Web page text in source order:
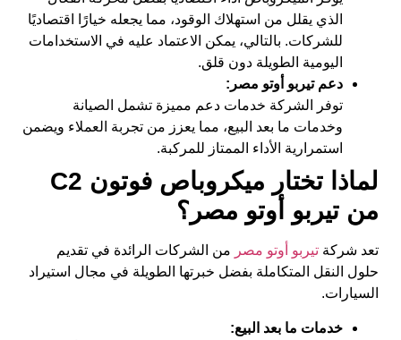
الذي يقلل من استهلاك الوقود، مما يجعله خيارًا اقتصاديًا
للشركات. بالتالي، يمكن الاعتماد عليه في الاستخدامات
اليومية الطويلة دون قلق.
دعم تيربو أوتو مصر:
توفر الشركة خدمات دعم مميزة تشمل الصيانة
وخدمات ما بعد البيع، مما يعزز من تجربة العملاء ويضمن
استمرارية الأداء الممتاز للمركبة.
لماذا تختار ميكروباص فوتون C2
من تيربو أوتو مصر؟
تعد شركة تيربو أوتو مصر من الشركات الرائدة في تقديم
حلول النقل المتكاملة بفضل خبرتها الطويلة في مجال استيراد
السيارات.
خدمات ما بعد البيع: